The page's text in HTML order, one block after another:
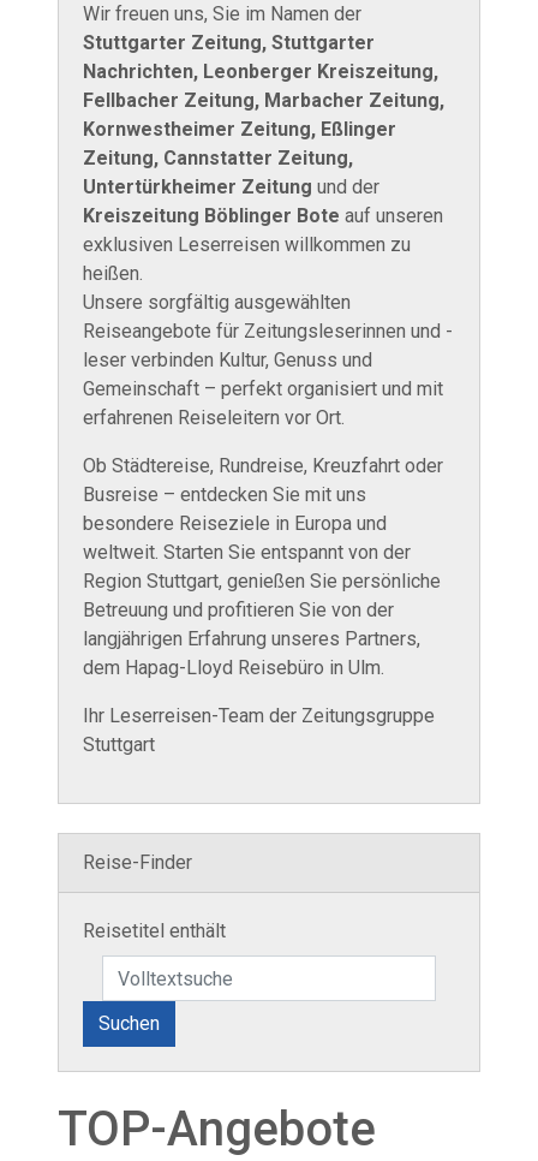
Wir freuen uns, Sie im Namen der
Stuttgarter Zeitung, Stuttgarter
Nachrichten, Leonberger Kreiszeitung,
Fellbacher Zeitung, Marbacher Zeitung,
Kornwestheimer Zeitung, Eßlinger
Zeitung, Cannstatter Zeitung,
Untertürkheimer Zeitung und der
Kreiszeitung Böblinger Bote auf unseren
exklusiven Leserreisen willkommen zu
heißen.
Unsere sorgfältig ausgewählten
Reiseangebote für Zeitungsleserinnen und -
leser verbinden Kultur, Genuss und
Gemeinschaft – perfekt organisiert und mit
erfahrenen Reiseleitern vor Ort.
Ob Städtereise, Rundreise, Kreuzfahrt oder
Busreise – entdecken Sie mit uns
besondere Reiseziele in Europa und
weltweit. Starten Sie entspannt von der
Region Stuttgart, genießen Sie persönliche
Betreuung und profitieren Sie von der
langjährigen Erfahrung unseres Partners,
dem Hapag-Lloyd Reisebüro in Ulm.
Ihr Leserreisen-Team der Zeitungsgruppe
Stuttgart
Reise-Finder
Reisetitel enthält
Suchen
TOP-Angebote